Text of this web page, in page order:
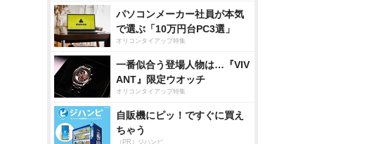
パソコンメーカー社員が本気
で選ぶ「10万円台PC3選」
オリコンタイアップ特集
一番似合う登場人物は…『VIV
ANT』限定ウオッチ
オリコンタイアップ特集
自販機にピッ！ですぐに買え
ちゃう
（PR）ジハンピ